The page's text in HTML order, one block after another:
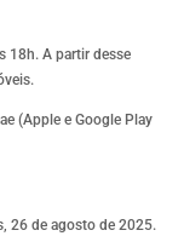
18h. A partir desse
(Apple e Google Play
26 de agosto de 2025.